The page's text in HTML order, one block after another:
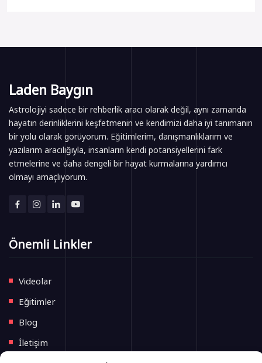
Laden Baygın
Astrolojiyi sadece bir rehberlik aracı olarak değil, aynı zamanda
hayatın derinliklerini keşfetmenin ve kendimizi daha iyi tanımanın
bir yolu olarak görüyorum. Eğitimlerim, danışmanlıklarım ve
yazılarım aracılığıyla, insanların kendi potansiyellerini fark
etmelerine ve daha dengeli bir hayat kurmalarına yardımcı
olmayı amaçlıyorum.
Önemli Linkler
Videolar
Eğitimler
Blog
İletişim